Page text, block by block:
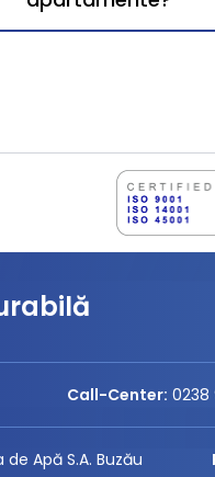
Call-Center: 0238
Apă S.A. Buzău